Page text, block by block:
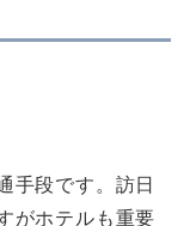
手段です。訪日
がホテルも重要